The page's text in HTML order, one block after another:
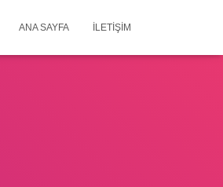
ANA SAYFA İLETIŞIM